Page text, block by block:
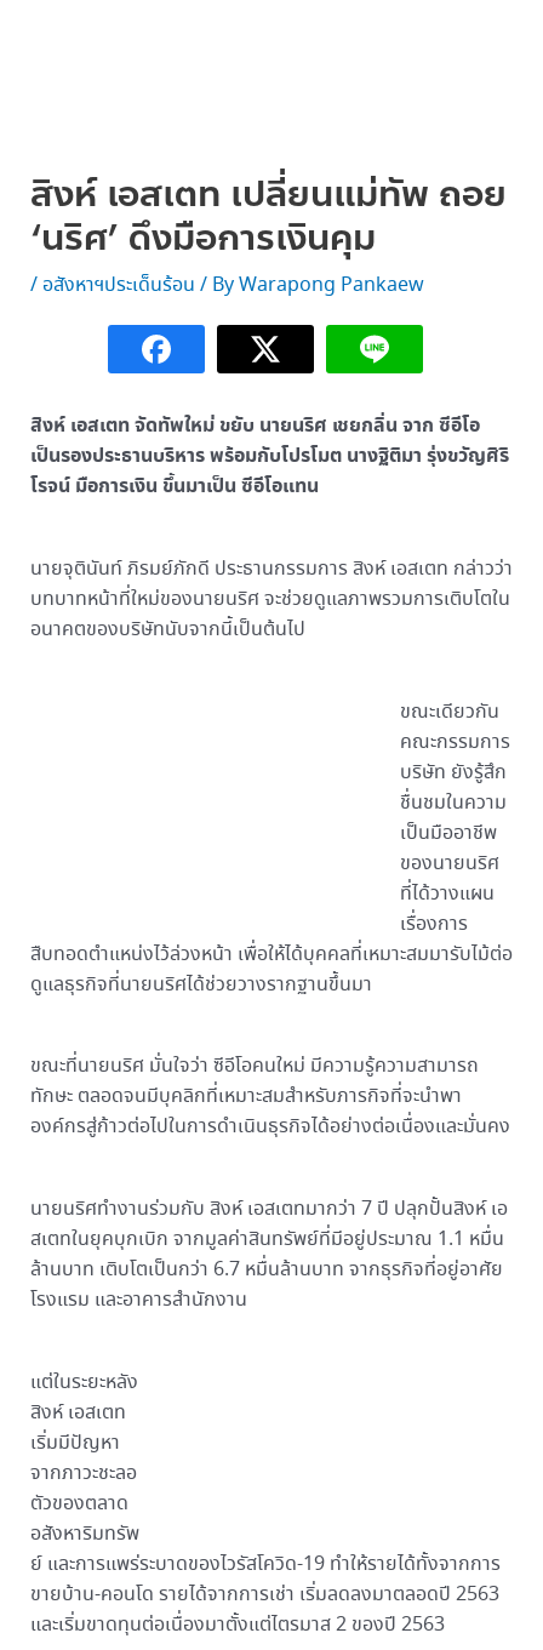
สิงห์ เอสเตท เปลี่ยนแม่ทัพ ถอย
‘นริศ’ ดึงมือการเงินคุม
/ อสังหาฯประเด็นร้อน / ByWarapong Pankaew
สิงห์ เอสเตท จัดทัพใหม่ ขยับ นายนริศ เชยกลิ่น จาก ซีอีโอ
เป็นรองประธานบริหาร พร้อมกับโปรโมต นางฐิติมา รุ่งขวัญศิริ
โรจน์ มือการเงิน ขึ้นมาเป็น ซีอีโอแทน
นายจุตินันท์ ภิรมย์ภักดี ประธานกรรมการ สิงห์ เอสเตท กล่าวว่า
บทบาทหน้าที่ใหม่ของนายนริศ จะช่วยดูแลภาพรวมการเติบโตใน
อนาคตของบริษัทนับจากนี้เป็นต้นไป
ขณะเดียวกัน
คณะกรรมการ
บริษัท ยังรู้สึก
ชื่นชมในความ
เป็นมืออาชีพ
ของนายนริศ
ที่ได้วางแผน
เรื่องการ
สืบทอดตำแหน่งไว้ล่วงหน้า เพื่อให้ได้บุคคลที่เหมาะสมมารับไม้ต่อ
ดูแลธุรกิจที่นายนริศได้ช่วยวางรากฐานขึ้นมา
ขณะที่นายนริศ มั่นใจว่า ซีอีโอคนใหม่ มีความรู้ความสามารถ
ทักษะ ตลอดจนมีบุคลิกที่เหมาะสมสำหรับภารกิจที่จะนำพา
องค์กรสู่ก้าวต่อไปในการดำเนินธุรกิจได้อย่างต่อเนื่องและมั่นคง
นายนริศทำงานร่วมกับ สิงห์ เอสเตทมากว่า 7 ปี ปลุกปั้นสิงห์ เอ
สเตทในยุคบุกเบิก จากมูลค่าสินทรัพย์ที่มีอยู่ประมาณ 1.1 หมื่น
ล้านบาท เติบโตเป็นกว่า 6.7 หมื่นล้านบาท จากธุรกิจที่อยู่อาศัย
โรงแรม และอาคารสำนักงาน
แต่ในระยะหลัง
สิงห์ เอสเตท
เริ่มมีปัญหา
จากภาวะชะลอ
ตัวของตลาด
อสังหาริมทรัพ
ย์ และการแพร่ระบาดของไวรัสโควิด-19 ทำให้รายได้ทั้งจากการ
ขายบ้าน-คอนโด รายได้จากการเช่า เริ่มลดลงมาตลอดปี 2563
และเริ่มขาดทุนต่อเนื่องมาตั้งแต่ไตรมาส 2 ของปี 2563